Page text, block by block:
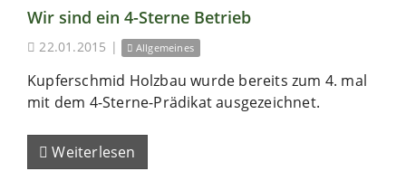
Wir sind ein 4-Sterne Betrieb
22.01.2015 | Allgemeines
Kupferschmid Holzbau wurde bereits zum 4. mal
mit dem 4-Sterne-Prädikat ausgezeichnet.
Weiterlesen